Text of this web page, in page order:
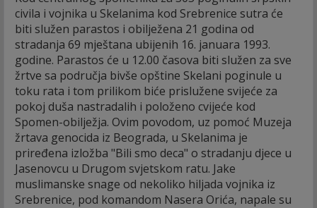
civila i vojnika u Skelanima kod Srebrenice sutra će
biti služen parastos i obilježena 21 godina od
stradanja 69 mještana ubijenih 16. januara 1993.
godine. Parastos će u 12.00 časova biti služen za sve
žrtve sa područja bivše opštine Skelani poginule u
toku rata i tom prilikom biće prislužene svijeće za
pokoj duša nastradalih i položeno cvijeće kod
Spomen-obilježja. Ovim povodom, uz pomoć Muzeja
žrtava genocida iz Beograda, u Skelanima je
priređena izložba "Bili smo deca" o stradanju djece u
Jasenovcu u Drugom svjetskom ratu. Jake
muslimanske snage od nekoliko hiljada vojnika iz
Srebrenice, pod komandom Nasera Orića, napale su